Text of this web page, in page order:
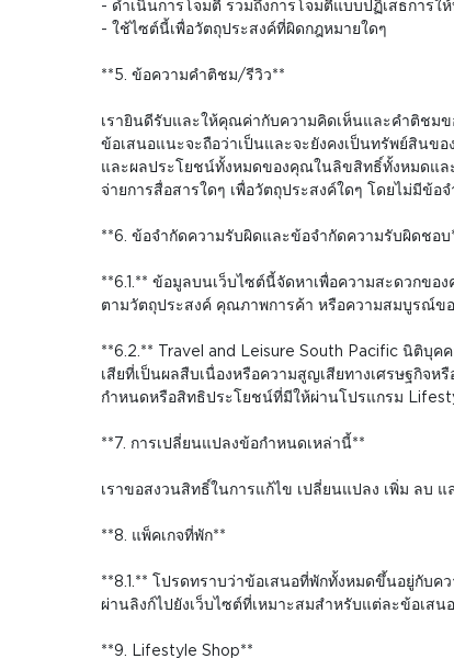
- ดำเนินการโจมตี รวมถึงการโจมตีแบบปฏิเสธการใ
- ใช้ไซต์นี้เพื่อวัตถุประสงค์ที่ผิดกฎหมายใดๆ
**5. ข้อความคำติชม/รีวิว**
เรายินดีรับและให้คุณค่ากับความคิดเห็นและคำติชมข
ข้อเสนอแนะจะถือว่าเป็นและจะยังคงเป็นทรัพย์สินข
และผลประโยชน์ทั้งหมดของคุณในลิขสิทธิ์ทั้งหมดแล
จ่ายการสื่อสารใดๆ เพื่อวัตถุประสงค์ใดๆ โดยไม่มีข้อ
**6. ข้อจำกัดความรับผิดและข้อจำกัดความรับผิดชอบ
**6.1.** ข้อมูลบนเว็บไซต์นี้จัดหาเพื่อความสะดวกขอ
ตามวัตถุประสงค์ คุณภาพการค้า หรือความสมบูรณ์ข
**6.2.** Travel and Leisure South Pacific นิติบุค
เสียที่เป็นผลสืบเนื่องหรือความสูญเสียทางเศรษฐกิจ
กำหนดหรือสิทธิประโยชน์ที่มีให้ผ่านโปรแกรม
**7. การเปลี่ยนแปลงข้อกำหนดเหล่านี้**
เราขอสงวนสิทธิ์ในการแก้ไข เปลี่ยนแปลง เพิ่ม ลบ
**8. แพ็คเกจที่พัก**
**8.1.** โปรดทราบว่าข้อเสนอที่พักทั้งหมดขึ้นอยู่กับ
ผ่านลิงก์ไปยังเว็บไซต์ที่เหมาะสมสำหรับแต่ละข้อเสนอ
**9. Lifestyle Shop**